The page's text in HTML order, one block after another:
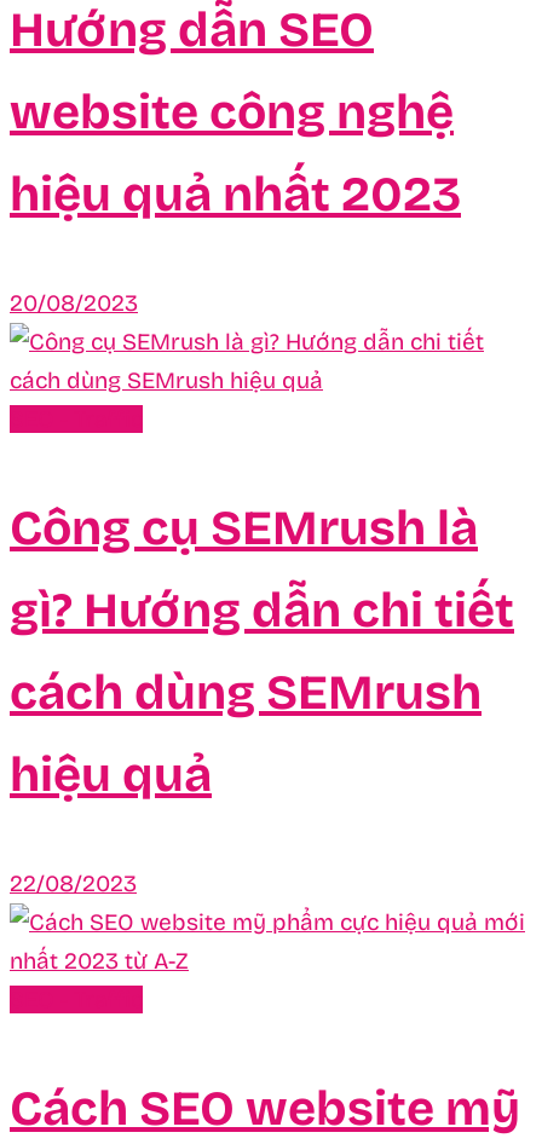
Hướng dẫn SEO
website công nghệ
hiệu quả nhất 2023
20/08/2023
Công cụ SEMrush là
gì? Hướng dẫn chi tiết
cách dùng SEMrush
hiệu quả
22/08/2023
Cách SEO website mỹ